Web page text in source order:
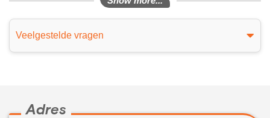
Veelgestelde vragen
Adres